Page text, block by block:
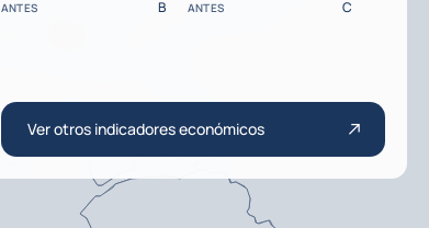
ANTES B ANTES C
Ver otros indicadores económicos